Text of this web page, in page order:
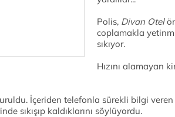
Polis, Divan Otel
coplamakla
sıkıyor.
Hızını alamayan
İçeriden telefonla sürekli bilgi veren
sıkışıp kaldıklarını söylüyordu.